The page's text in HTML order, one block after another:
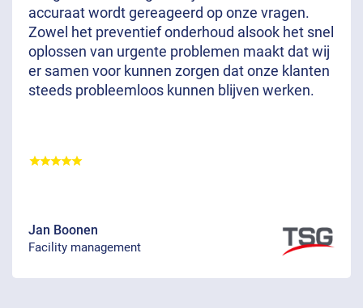
accuraat wordt gereageerd op onze vragen.
Zowel het preventief onderhoud alsook het snel
oplossen van urgente problemen maakt dat wij
er samen voor kunnen zorgen dat onze klanten
steeds probleemloos kunnen blijven werken.
Jan Boonen
Facility management